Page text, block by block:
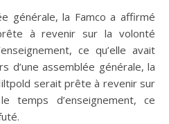
à revenir sur la volonté
ce qu’elle avait
d’une assemblée générale, la
serait prête à revenir sur
temps d’enseignement, ce